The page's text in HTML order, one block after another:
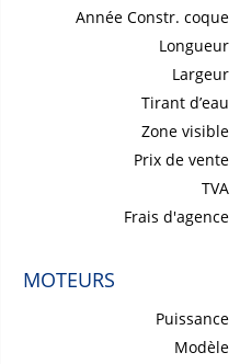
Année Constr. coque
Longueur
Largeur
Tirant d’eau
Zone visible
Prix de vente
TVA
Frais d'agence
MOTEURS
Puissance
Modèle